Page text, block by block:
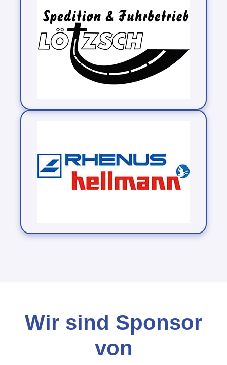
Wir sind Sponsor
von